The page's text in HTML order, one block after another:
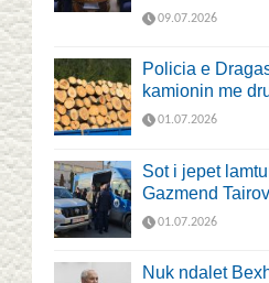
09.07.2026
Policia e
kamionin me
01.07.2026
Sot i jepet
Gazmend
01.07.2026
Nuk ndalet